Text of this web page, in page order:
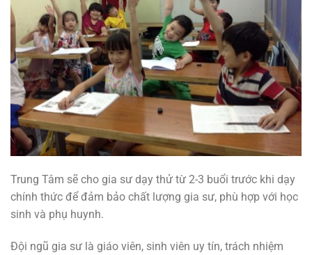
Trung Tâm sẽ cho gia sư dạy thử từ 2-3 buổi trước khi dạy
chính thức để đảm bảo chất lượng gia sư, phù hợp với học
sinh và phụ huynh.
Đội ngũ gia sư là giáo viên, sinh viên uy tín, trách nhiệm